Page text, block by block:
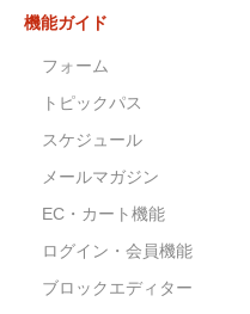
機能ガイド
フォーム
トピックパス
スケジュール
メールマガジン
EC・カート機能
ログイン・会員機能
ブロックエディター